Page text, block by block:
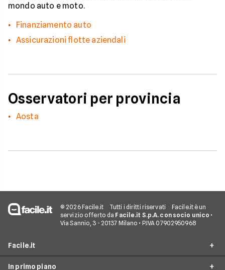
mondo auto e moto.
Finanziamento auto
Assicurazioni flotte aziendali
Osservatori per provincia
Aosta
© 2026 Facile.it Tutti i diritti riservati
Facile.it è un
servizio offerto da Facile.it S.p.A. con socio unico •
Via Sannio, 3 - 20137 Milano • P.IVA 07902950968
Facile.it
In primo piano